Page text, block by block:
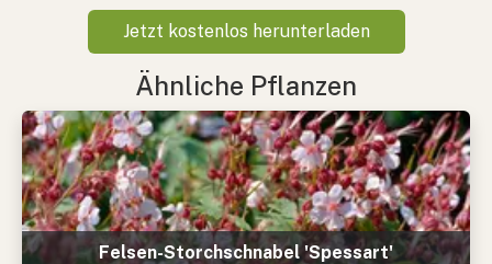
Jetzt kostenlos herunterladen
Ähnliche Pflanzen
Felsen-Storchschnabel 'Spessart'